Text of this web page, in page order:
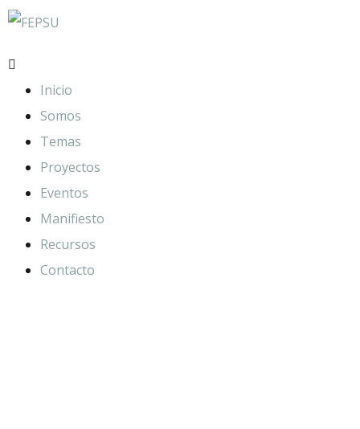
Inicio
Somos
Temas
Proyectos
Eventos
Manifiesto
Recursos
Contacto